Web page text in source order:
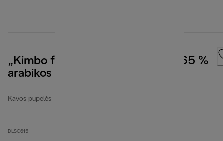
„Kimbo for De'Longhi Prestige“, 65 %
arabikos ir 35 % robustos, 1 kg
Kavos pupelės
DLSC615